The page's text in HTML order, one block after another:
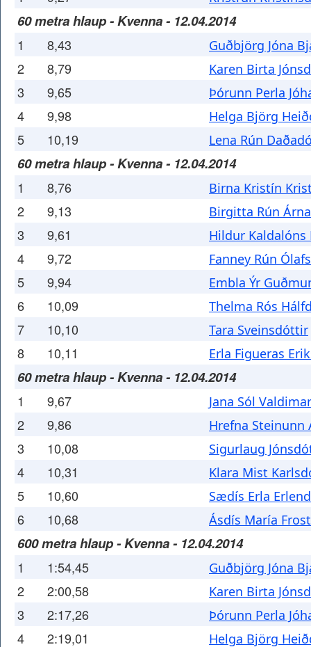
60 metra hlaup - Kvenna - 12.04.2014
1 8,43 Guðbjörg Jóna
2 8,79 Karen Birta
3 9,65 Þórunn Perla
4 9,98 Helga Björg
5 10,19 Lena Rún
60 metra hlaup - Kvenna - 12.04.2014
1 8,76 Birna Kristín
2 9,13 Birgitta Rún
3 9,61 Hildur
4 9,72 Fanney Rún
5 9,94 Embla Ýr
6 10,09 Thelma Rós
7 10,10 Tara Sveinsdóttir
8 10,11 Erla Figueras
60 metra hlaup - Kvenna - 12.04.2014
1 9,67 Jana Sól
2 9,86 Hrefna
3 10,08 Sigurlaug
4 10,31 Klara Mist
5 10,60 Sædís Erla
6 10,68 Ásdís María
600 metra hlaup - Kvenna - 12.04.2014
1 1:54,45 Guðbjörg Jóna
2 2:00,58 Karen Birta
3 2:17,26 Þórunn Perla
4 2:19,01 Helga Björg